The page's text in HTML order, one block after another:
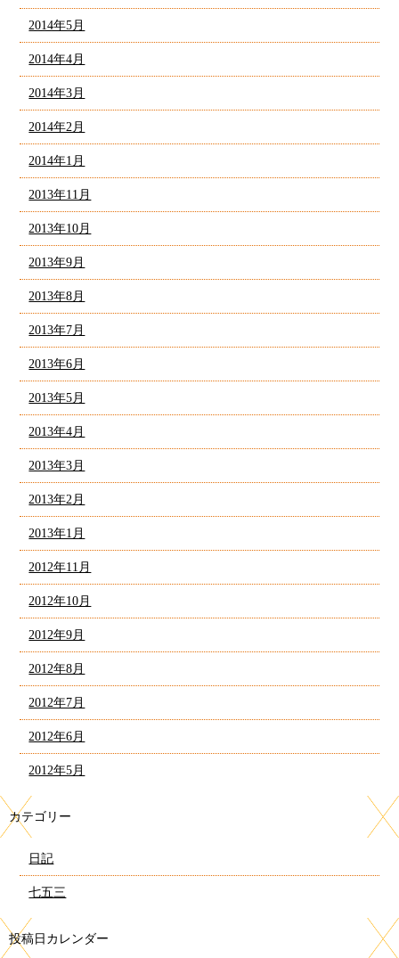
2014年5月
2014年4月
2014年3月
2014年2月
2014年1月
2013年11月
2013年10月
2013年9月
2013年8月
2013年7月
2013年6月
2013年5月
2013年4月
2013年3月
2013年2月
2013年1月
2012年11月
2012年10月
2012年9月
2012年8月
2012年7月
2012年6月
2012年5月
カテゴリー
日記
七五三
投稿日カレンダー